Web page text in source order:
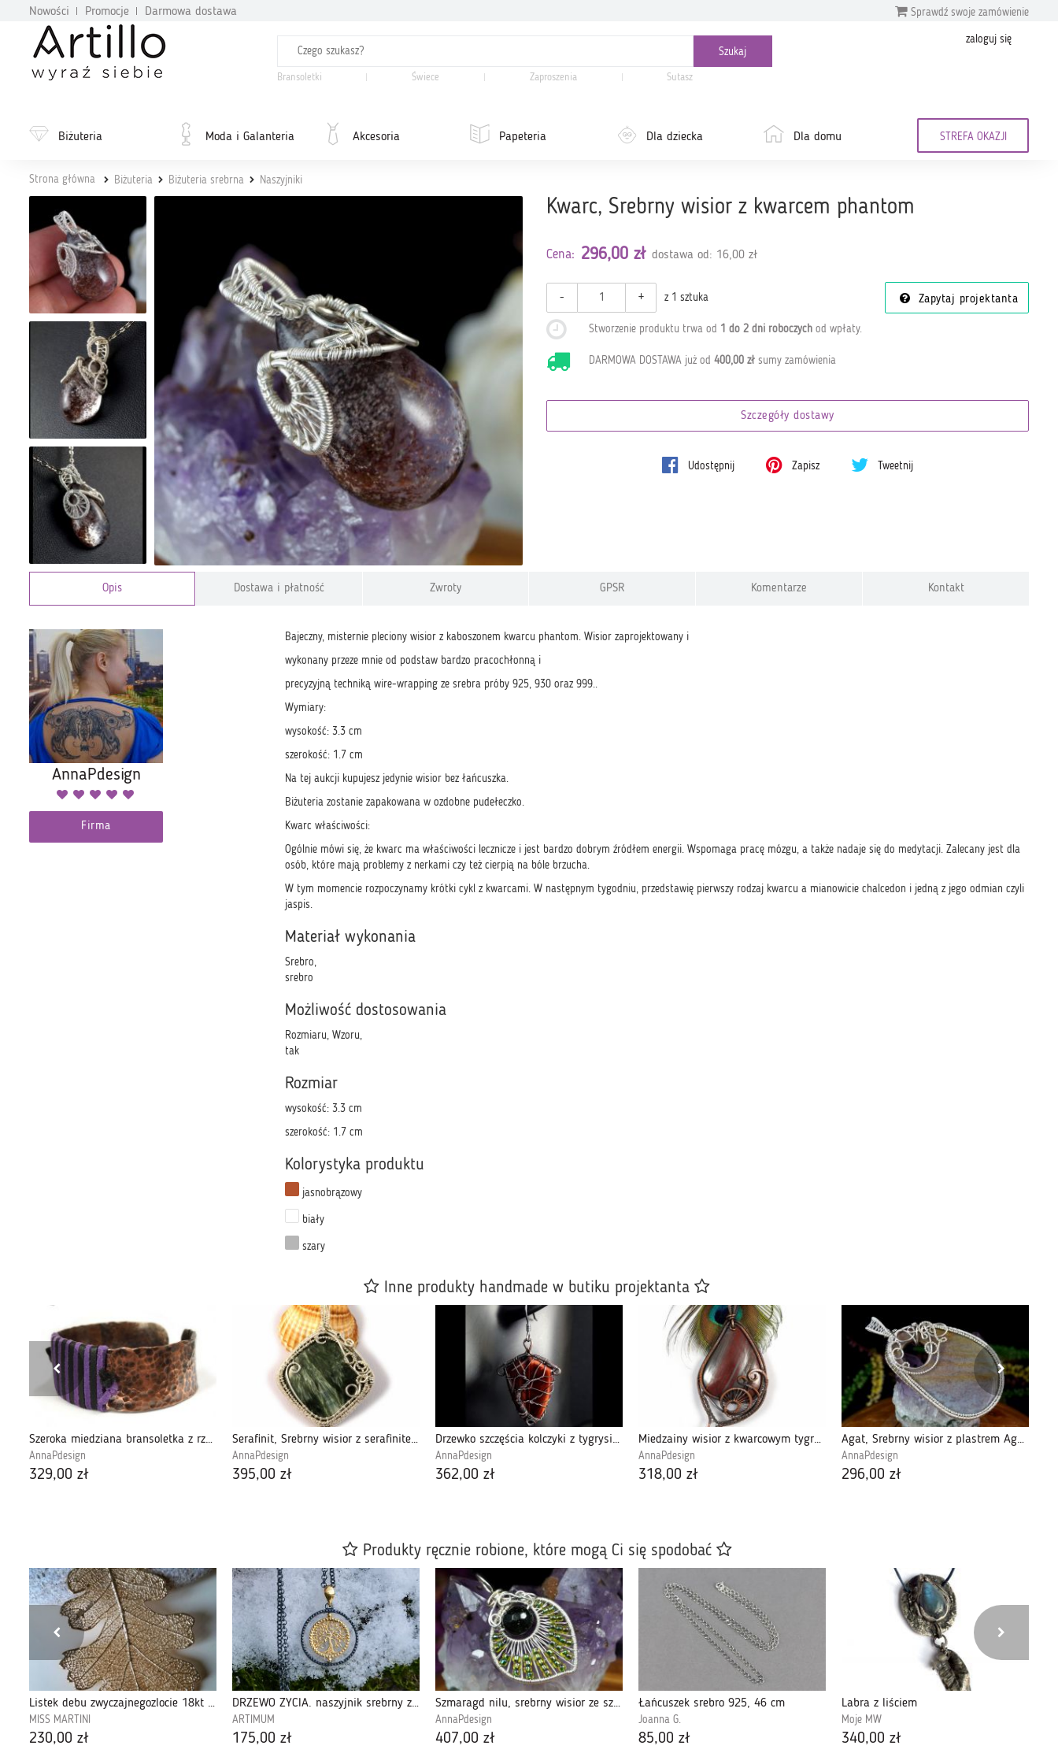
Nowości Promocje Darmowa dostawa Sprawdź swoje zamówienie
Bransoletki Świece Zaproszenia Sutasz
zaloguj się
Biżuteria Moda i Galanteria Akcesoria Papeteria Dla dziecka Dla domu STREFA OKAZJI
Strona główna Biżuteria Biżuteria srebrna Naszyjniki
Kwarc, Srebrny wisior z kwarcem phantom
Cena: 296,00 zł dostawa od: 16,00 zł
- + z 1 sztuka Zapytaj projektanta
Stworzenie produktu trwa od 1 do 2 dni roboczychod wpłaty.
DARMOWA DOSTAWA już od 400,00 złsumy zamówienia
Szczegóły dostawy
Udostępnij Zapisz Tweetnij
Opis Dostawa i płatność Zwroty GPSR Komentarze Kontakt
Bajeczny, misternie pleciony wisior z kaboszonem kwarcu phantom. Wisior zaprojektowany i
wykonany przeze mnie od podstaw bardzo pracochłonną i
precyzyjną techniką wire-wrapping ze srebra próby 925, 930 oraz 999..
Wymiary:
wysokość: 3.3 cm
szerokość: 1.7 cm
Na tej aukcji kupujesz jedynie wisior bez łańcuszka.
Biżuteria zostanie zapakowana w ozdobne pudełeczko.
Kwarc właściwości:
Ogólnie mówi się, że kwarc ma właściwości lecznicze i jest bardzo dobrym źródłem energii. Wspomaga pracę mózgu, a także nadaje się do medytacji. Zalecany jest dla
osób, które mają problemy z nerkami czy też cierpią na bóle brzucha.
W tym momencie rozpoczynamy krótki cykl z kwarcami. W następnym tygodniu, przedstawię pierwszy rodzaj kwarcu a mianowicie chalcedon i jedną z jego odmian czyli
jaspis.
Materiał wykonania
Srebro,
srebro
Możliwość dostosowania
Rozmiaru, Wzoru,
tak
Rozmiar
wysokość: 3.3 cm
szerokość: 1.7 cm
Kolorystyka produktu
jasnobrązowy
biały
szary
AnnaPdesign
Firma
Inne produkty handmade w butiku projektanta
Szeroka miedziana bransoletka z rzemieniem
AnnaPdesign
329,00 zł
Serafinit, Srebrny wisior z serafinitem
AnnaPdesign
395,00 zł
Drzewko szczęścia kolczyki z tygrysim okiem
AnnaPdesign
362,00 zł
Miedzainy wisior z kwarcowym tygrysim okiem.
AnnaPdesign
318,00 zł
Agat, Srebrny wisior z plastrem Agatu indiana
AnnaPdesign
296,00 zł
Produkty ręcznie robione, które mogą Ci się spodobać
Listek debu zwyczajnegozlocie 18kt -naszyjnik
MISS MARTINI
230,00 zł
DRZEWO ŻYCIA. naszyjnik srebrny złocony.
ARTIMUM
175,00 zł
Szmaragd nilu, srebrny wisior ze szmaragdem
AnnaPdesign
407,00 zł
Łańcuszek srebro 925, 46 cm
Joanna G.
85,00 zł
Labra z liściem
Moje MW
340,00 zł